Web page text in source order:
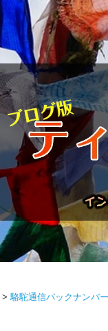
>駱駝通信バックナンバー